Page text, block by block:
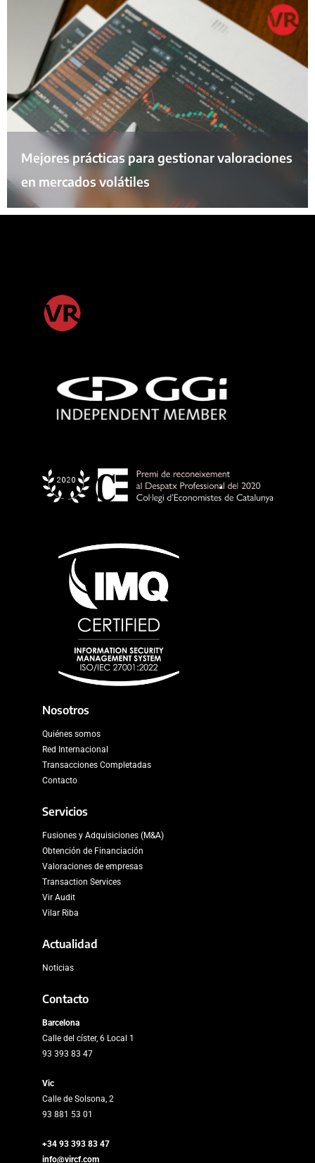
Mejores prácticas para gestionar valoraciones
en mercados volátiles
Nosotros
Quiénes somos
Red Internacional
Transacciones Completadas
Contacto
Servicios
Fusiones y Adquisiciones (M&A)
Obtención de Financiación
Valoraciones de empresas
Transaction Services
Vir Audit
Vilar Riba
Actualidad
Noticias
Contacto
Barcelona
Calle del císter, 6 Local 1
93 393 83 47
Vic
Calle de Solsona, 2
93 881 53 01
+34 93 393 83 47
info@vircf.com